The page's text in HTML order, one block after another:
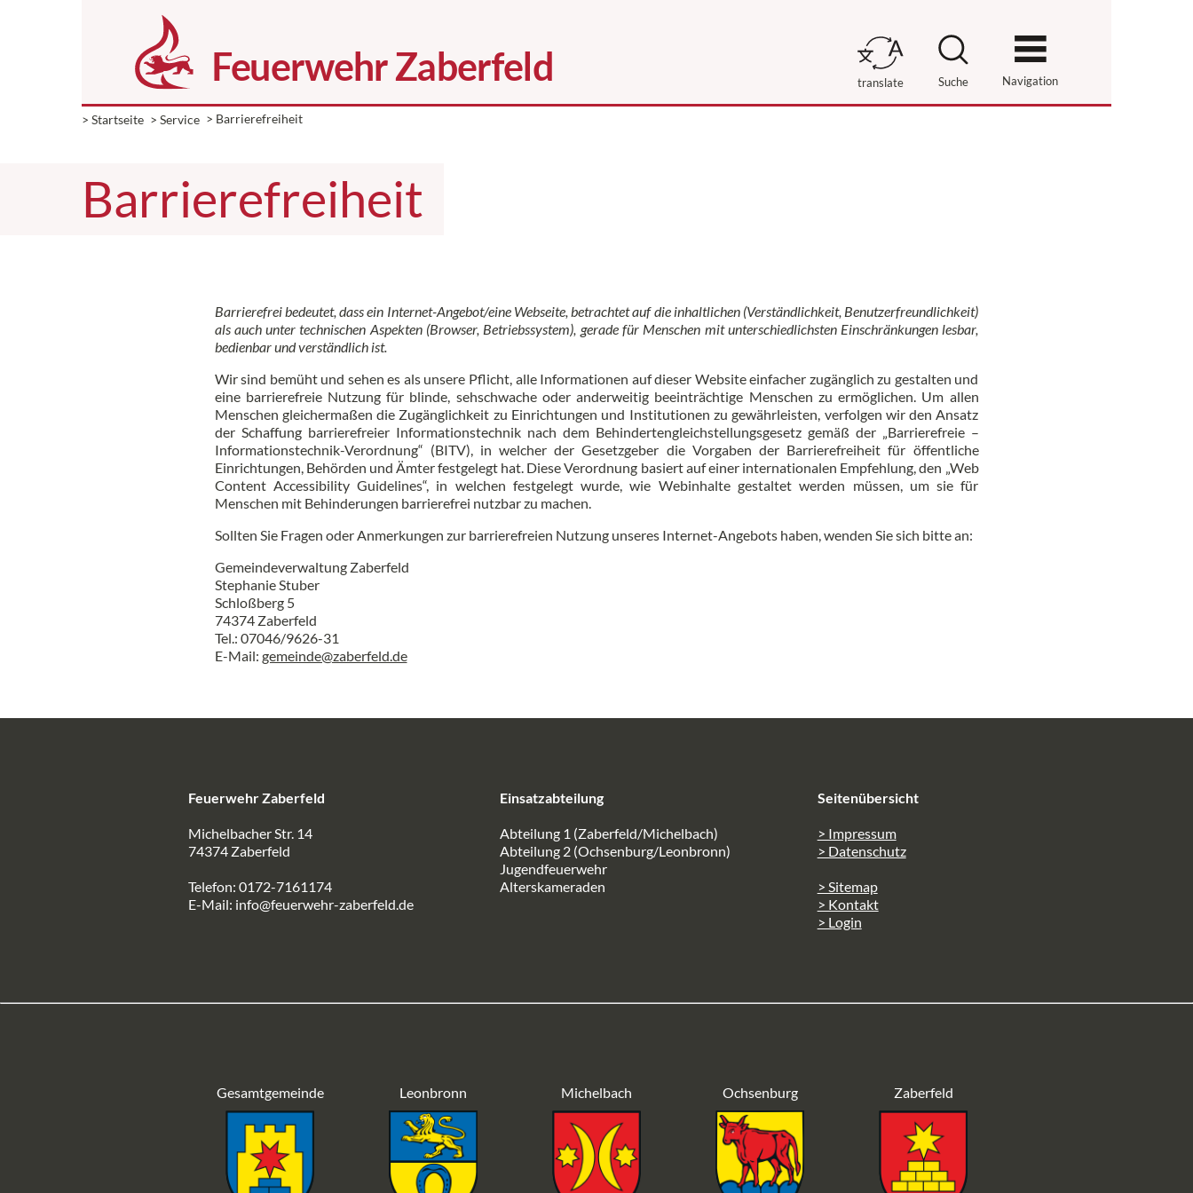
translate Suche Navigation
> Startseite > Service > Barrierefreiheit
Barrierefreiheit
Barrierefrei bedeutet, dass ein Internet-Angebot/eine Webseite, betrachtet auf die inhaltlichen (Verständlichkeit, Benutzerfreundlichkeit)
als auch unter technischen Aspekten (Browser, Betriebssystem), gerade für Menschen mit unterschiedlichsten Einschränkungen lesbar,
bedienbar und verständlich ist.
Wir sind bemüht und sehen es als unsere Pflicht, alle Informationen auf dieser Website einfacher zugänglich zu gestalten und
eine barrierefreie Nutzung für blinde, sehschwache oder anderweitig beeinträchtige Menschen zu ermöglichen. Um allen
Menschen gleichermaßen die Zugänglichkeit zu Einrichtungen und Institutionen zu gewährleisten, verfolgen wir den Ansatz
der Schaffung barrierefreier Informationstechnik nach dem Behindertengleichstellungsgesetz gemäß der „Barrierefreie –
Informationstechnik-Verordnung“ (BITV), in welcher der Gesetzgeber die Vorgaben der Barrierefreiheit für öffentliche
Einrichtungen, Behörden und Ämter festgelegt hat. Diese Verordnung basiert auf einer internationalen Empfehlung, den „Web
Content Accessibility Guidelines“, in welchen festgelegt wurde, wie Webinhalte gestaltet werden müssen, um sie für
Menschen mit Behinderungen barrierefrei nutzbar zu machen.
Sollten Sie Fragen oder Anmerkungen zur barrierefreien Nutzung unseres Internet-Angebots haben, wenden Sie sich bitte an:
Gemeindeverwaltung Zaberfeld
Stephanie Stuber
Schloßberg 5
74374 Zaberfeld
Tel.: 07046/9626-31
E-Mail: gemeinde@zaberfeld.de
Feuerwehr Zaberfeld
Michelbacher Str. 14
74374 Zaberfeld
Telefon: 0172-7161174
E-Mail: info@feuerwehr-zaberfeld.de
Einsatzabteilung
Abteilung 1 (Zaberfeld/Michelbach)
Abteilung 2 (Ochsenburg/Leonbronn)
Jugendfeuerwehr
Alterskameraden
Seitenübersicht
> Impressum
> Datenschutz
> Sitemap
> Kontakt
> Login
Gesamtgemeinde Leonbronn Michelbach Ochsenburg Zaberfeld